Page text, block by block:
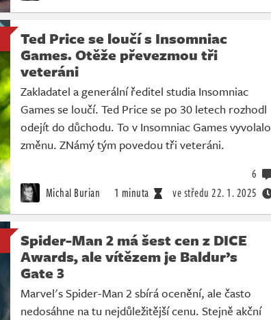
Ted Price se loučí s Insomniac
Games. Otěže převezmou tři
veteráni
Zakladatel a generální ředitel studia Insomniac
Games se loučí. Ted Price se po 30 letech rozhodl
odejít do důchodu. To v Insomniac Games vyvolalo
změnu. ZNámý tým povedou tři veteráni.
Michal Burian 1 minuta ve středu 22. 1. 2025
6
Spider-Man 2 má šest cen z DICE
Awards, ale vítězem je Baldur’s
Gate 3
Marvel's Spider-Man 2 sbírá ocenění, ale často
nedosáhne na tu nejdůležitější cenu. Stejně akční